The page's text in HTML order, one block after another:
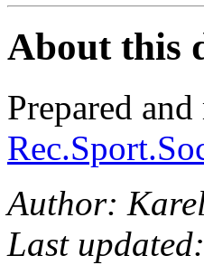
About this
Prepared
Author:
Last